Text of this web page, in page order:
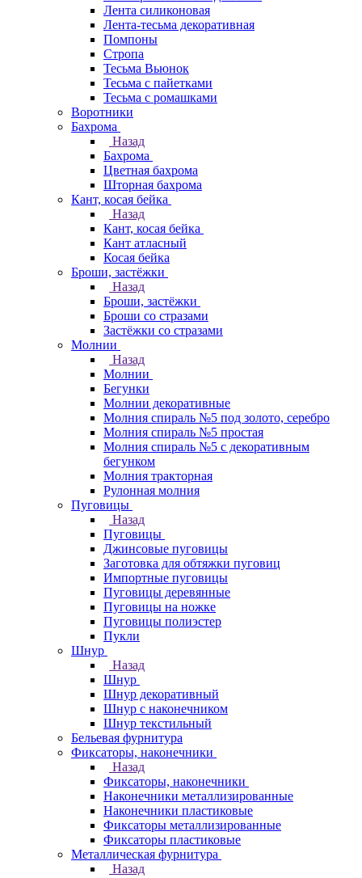
Лента силиконовая
Лента-тесьма декоративная
Помпоны
Стропа
Тесьма Вьюнок
Тесьма с пайетками
Тесьма с ромашками
Воротники
Бахрома
Назад
Бахрома
Цветная бахрома
Шторная бахрома
Кант, косая бейка
Назад
Кант, косая бейка
Кант атласный
Косая бейка
Броши, застёжки
Назад
Броши, застёжки
Броши со стразами
Застёжки со стразами
Молнии
Назад
Молнии
Бегунки
Молнии декоративные
Молния спираль №5 под золото, серебро
Молния спираль №5 простая
Молния спираль №5 с декоративным
бегунком
Молния тракторная
Рулонная молния
Пуговицы
Назад
Пуговицы
Джинсовые пуговицы
Заготовка для обтяжки пуговиц
Импортные пуговицы
Пуговицы деревянные
Пуговицы на ножке
Пуговицы полиэстер
Пукли
Шнур
Назад
Шнур
Шнур декоративный
Шнур с наконечником
Шнур текстильный
Бельевая фурнитура
Фиксаторы, наконечники
Назад
Фиксаторы, наконечники
Наконечники металлизированные
Наконечники пластиковые
Фиксаторы металлизированные
Фиксаторы пластиковые
Металлическая фурнитура
Назад